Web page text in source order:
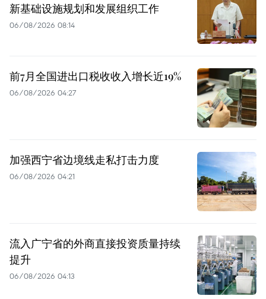
新基础设施规划和发展组织工作
06/08/2026 08:14
前7月全国进出口税收收入增长近19%
06/08/2026 04:27
加强西宁省边境线走私打击力度
06/08/2026 04:21
流入广宁省的外商直接投资质量持续
提升
06/08/2026 04:13